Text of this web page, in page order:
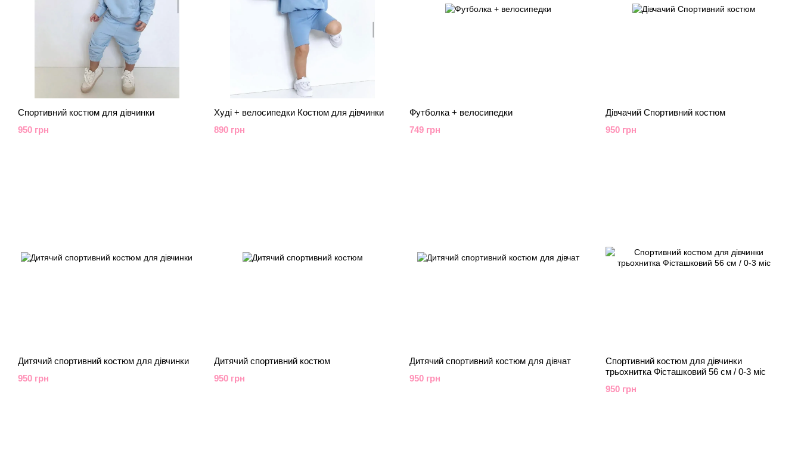
Спортивний костюм для дівчинки
950 грн
Худі + велосипедки Костюм для дівчинки
890 грн
Футболка + велосипедки
749 грн
Дівчачий Спортивний костюм
950 грн
Дитячий спортивний костюм для дівчинки
950 грн
Дитячий спортивний костюм
950 грн
Дитячий спортивний костюм для дівчат
950 грн
Спортивний костюм для дівчинки
трьохнитка Фісташковий 56 см / 0-3 міс
950 грн